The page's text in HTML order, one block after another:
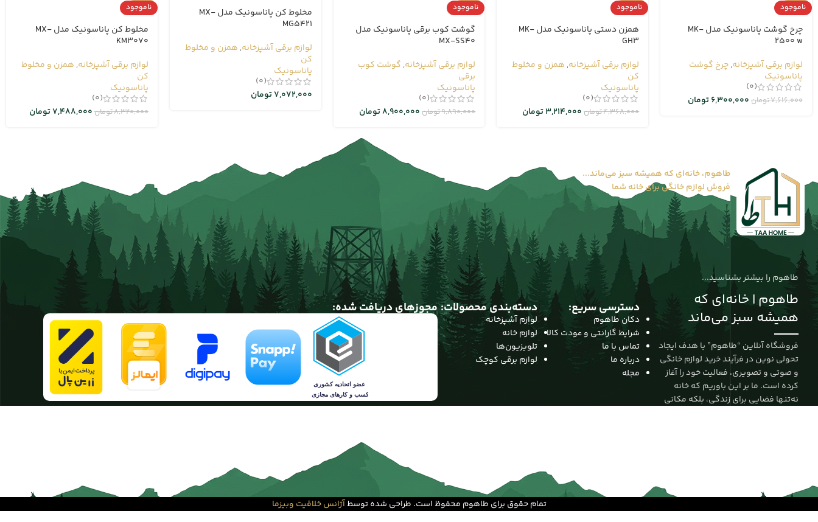
ناموجود
چرخ گوشت پاناسونیک مدل MK-
2500 w
لوازم برقی آشپزخانه,چرخ گوشت
پاناسونیک
(0)
7,616,000تومان 6,300,000تومان
ناموجود
همزن دستی پاناسونیک مدل MK-
GH3
لوازم برقی آشپزخانه, همزن و مخلوط
کن
پاناسونیک
(0)
4,368,000تومان 3,214,000تومان
ناموجود
گوشت کوب برقی پاناسونیک مدل
MX-SS40
لوازم برقی آشپزخانه, گوشت کوب
برقی
پاناسونیک
(0)
9,890,000تومان 8,900,000تومان
مخلوط کن پاناسونیک مدل MX-
MG5421
لوازم برقی آشپزخانه, همزن و مخلوط
کن
پاناسونیک
(0)
7,072,000تومان
ناموجود
مخلوط کن پاناسونیک مدل MX-
KM3070
لوازم برقی آشپزخانه, همزن و مخلوط
کن
پاناسونیک
(0)
8,320,000تومان 7,488,000تومان
طاهوم، خانه‌ای که همیشه سبز می‌ماند...
فروش لوازم خانگی برای خانه شما
طاهوم را بیشتر بشناسید...
طاهوم | خانه‌ای که
همیشه سبز می‌ماند
فروشگاه آنلاین “طاهوم” با هدف ایجاد
تحولی نوین در فرآیند خرید لوازم خانگی
و صوتی و تصویری، فعالیت خود را آغاز
کرده است. ما بر این باوریم که خانه
نه‌تنها فضایی برای زندگی، بلکه مکانی
دسترسی سریع:
دکان طاهوم
شرایط گارانتی و عودت کالا
تماس با ما
درباره ما
مجله
دسته‌بندی محصولات:
لوازم آشپزخانه
لوازم خانه
تلویزیون‌ها
لوازم برقی کوچک
مجوزهای دریافت شده:
تمام حقوق برای طاهوم محفوظ است. طراحی شده توسطآژانس خلاقیت وبیزما